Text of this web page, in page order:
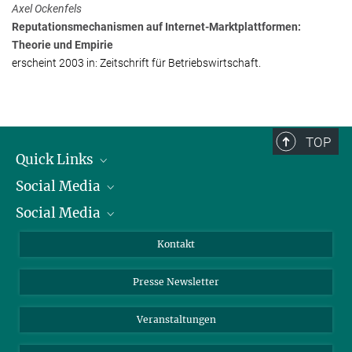
Axel Ockenfels
Reputationsmechanismen auf Internet-Marktplattformen:
Theorie und Empirie
erscheint 2003 in: Zeitschrift für Betriebswirtschaft.
TOP
Quick Links
Präsident
Zahlen und Fakten
Social Media
Bluesky
TikTok
Social Media
Instagram
YouTube
Kontakt
Presse Newsletter
Veranstaltungen